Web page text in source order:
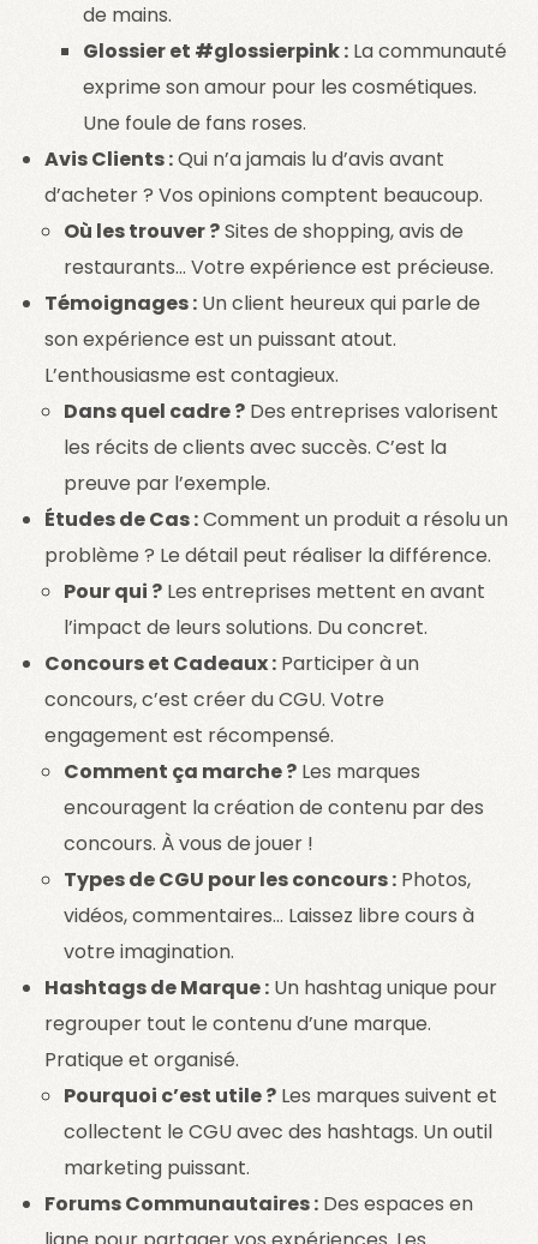
de mains.
Glossier et #glossierpink : La communauté
exprime son amour pour les cosmétiques.
Une foule de fans roses.
Avis Clients :Qui n’a jamais lu d’avis avant
d’acheter ? Vos opinions comptent beaucoup.
Où les trouver ?Sites de shopping, avis de
restaurants… Votre expérience est précieuse.
Témoignages : Un client heureux qui parle de
son expérience est un puissant atout.
L’enthousiasme est contagieux.
Dans quel cadre ? Des entreprises valorisent
les récits de clients avec succès. C’est la
preuve par l’exemple.
Études de Cas :Comment un produit a résolu un
problème ? Le détail peut réaliser la différence.
Pour qui ? Les entreprises mettent en avant
l’impact de leurs solutions. Du concret.
Concours et Cadeaux : Participer à un
concours, c’est créer du CGU. Votre
engagement est récompensé.
Comment ça marche ? Les marques
encouragent la création de contenu par des
concours. À vous de jouer !
Types de CGU pour les concours : Photos,
vidéos, commentaires… Laissez libre cours à
votre imagination.
Hashtags de Marque : Un hashtag unique pour
regrouper tout le contenu d’une marque.
Pratique et organisé.
Pourquoi c’est utile ? Les marques suivent et
collectent le CGU avec des hashtags. Un outil
marketing puissant.
Forums Communautaires : Des espaces en